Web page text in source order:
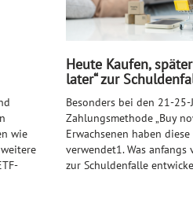
wie
Heute Kaufen,
later“ zur
Besonders bei den 21-
Zahlungsmethode „Buy
Erwachsenen haben
verwendet1. Was
zur Schuldenfalle